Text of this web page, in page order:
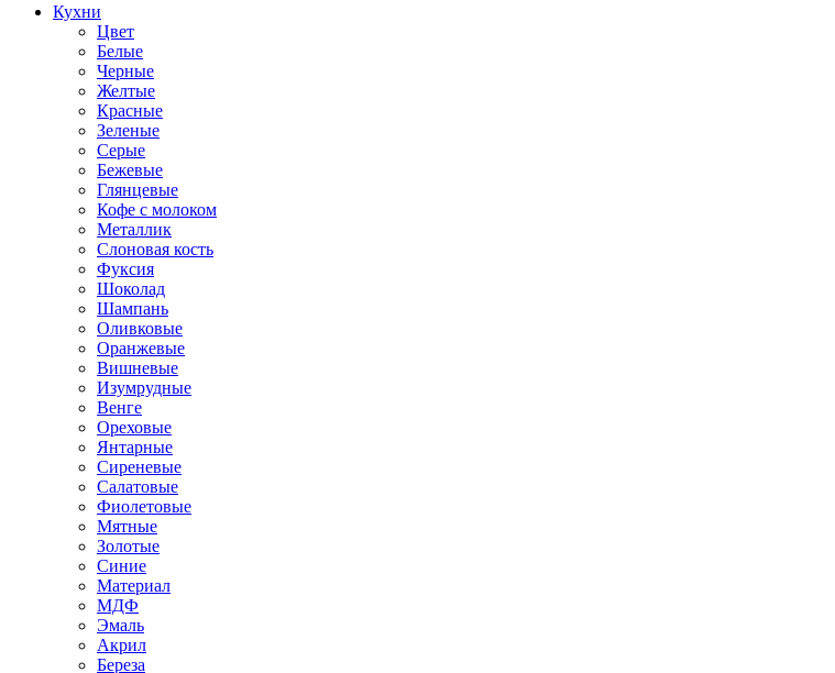
Кухни
Цвет
Белые
Черные
Желтые
Красные
Зеленые
Серые
Бежевые
Глянцевые
Кофе с молоком
Металлик
Слоновая кость
Фуксия
Шоколад
Шампань
Оливковые
Оранжевые
Вишневые
Изумрудные
Венге
Ореховые
Янтарные
Сиреневые
Салатовые
Фиолетовые
Мятные
Золотые
Синие
Материал
МДФ
Эмаль
Акрил
Береза